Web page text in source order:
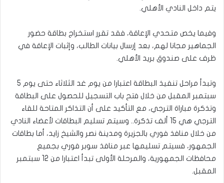
يتم داخل النادي الأهلي.
وفيما يخص متحدي الإعاقة، فقد تقرر استخراج بطاقة حضور
الجماهير مجانا لهم، بعد إرسال بيانات الطالب، وإثبات الإعاقة في
ظرف على صندوق بريد الأهلي.
وتبدأ مراحل تنفيذ البطاقة اعتبارا من يوم غد الثلاثاء حتى يوم 5
سبتمبر المقبل من خلال فتح باب التسجيل للحصول على البطاقة
وتذكرة مباراة الترجي، مع التأكيد على أن التذاكر المتاحة للقاء
الترجي هي 15 ألف تذكرة.. وسيتم تسليم البطاقات لأعضاء النادي
من خلال منافذ فوري بالجزيرة ومدينة نصر والشيخ زايد، أما بطاقات
الجمهور، فسيتم تسليمها عبر منافذ سوبر فوري بجميع
محافظات الجمهورية، والمرحلة الأولى تبدأ اعتبارا من 12 سبتمبر
المقبل.